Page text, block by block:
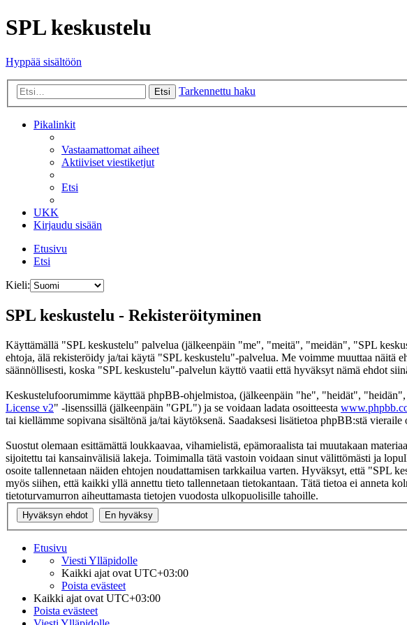
SPL keskustelu
Hyppää sisältöön
Etsi Tarkennettu haku
Pikalinkit
Vastaamattomat aiheet
Aktiiviset viestiketjut
Etsi
UKK
Kirjaudu sisään
Etusivu
Etsi
Kieli:
SPL keskustelu - Rekisteröityminen
Käyttämällä "SPL keskustelu" palvelua (jälkeenpäin "me", "meitä", "meidän", "SPL
ehtoja, älä rekisteröidy ja/tai käytä "SPL keskustelu"-palvelua. Me voimme muuttaa näitä
säännöllisesti, koska "SPL keskustelu"-palvelun käyttö vaatii että hyväksyt nämä ehdot
Keskustelufoorumimme käyttää phpBB-ohjelmistoa, (jälkeenpäin "he", "heidät",
License v2" -lisenssillä (jälkeenpäin "GPL") ja se voidaan ladata osoitteesta
tai kiellämme sopivana sisältönä ja/tai käytöksenä. Saadaksesi lisätietoa phpBB:stä vieraile
Suostut olemaan esittämättä loukkaavaa, vihamielistä, epämoraalista tai muutakaan
sijoitettu tai kansainvälisiä lakeja. Toimimalla tätä vastoin voidaan sinut välittömästi ja
osoite tallennetaan näiden ehtojen noudattamisen tarkkailua varten. Hyväksyt, että "SPL
myös siihen, että kaikki yllä annettu tieto tallennetaan tietokantaan. Tätä tietoa ei anneta
tietoturvamurron aiheuttamasta tietojen vuodosta ulkopuolisille tahoille.
Etusivu
Viesti Ylläpidolle
Kaikki ajat ovat UTC+03:00
Poista evästeet
Kaikki ajat ovat UTC+03:00
Poista evästeet